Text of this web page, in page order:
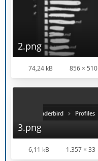
2.png
74,24 kB 856 × 510
3.png
6,11 kB 1.357 × 33